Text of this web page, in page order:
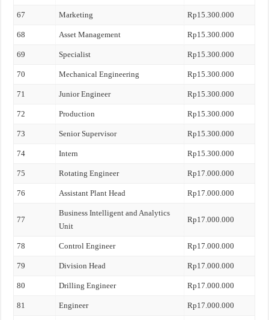
67 Marketing Rp15.300.000
68 Asset Management Rp15.300.000
69 Specialist Rp15.300.000
70 Mechanical Engineering Rp15.300.000
71 Junior Engineer Rp15.300.000
72 Production Rp15.300.000
73 Senior Supervisor Rp15.300.000
74 Intern Rp15.300.000
75 Rotating Engineer Rp17.000.000
76 Assistant Plant Head Rp17.000.000
77
Business Intelligent and Analytics
Unit
Rp17.000.000
78 Control Engineer Rp17.000.000
79 Division Head Rp17.000.000
80 Drilling Engineer Rp17.000.000
81 Engineer Rp17.000.000